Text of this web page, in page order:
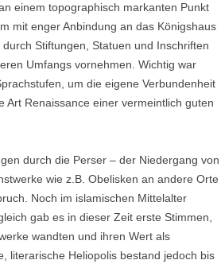
einem topographisch markanten Punkt
mit enger Anbindung an das Königshaus
Stiftungen, Statuen und Inschriften
Umfangs vornehmen. Wichtig war
um die eigene Verbundenheit
Art Renaissance einer vermeintlich guten
durch die Perser – der Niedergang von
wie z.B. Obelisken an andere Orte
Noch im islamischen Mittelalter
gab es in dieser Zeit erste Stimmen,
wandten und ihren Wert als
literarische Heliopolis bestand jedoch bis